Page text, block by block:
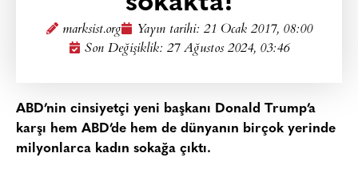
marksist.org Yayın tarihi: 21 Ocak 2017, 08:00
Son Değişiklik: 27 Ağustos 2024, 03:46
ABD’nin cinsiyetçi yeni başkanı Donald Trump’a
karşı hem ABD’de hem de dünyanın birçok yerinde
milyonlarca kadın sokağa çıktı.